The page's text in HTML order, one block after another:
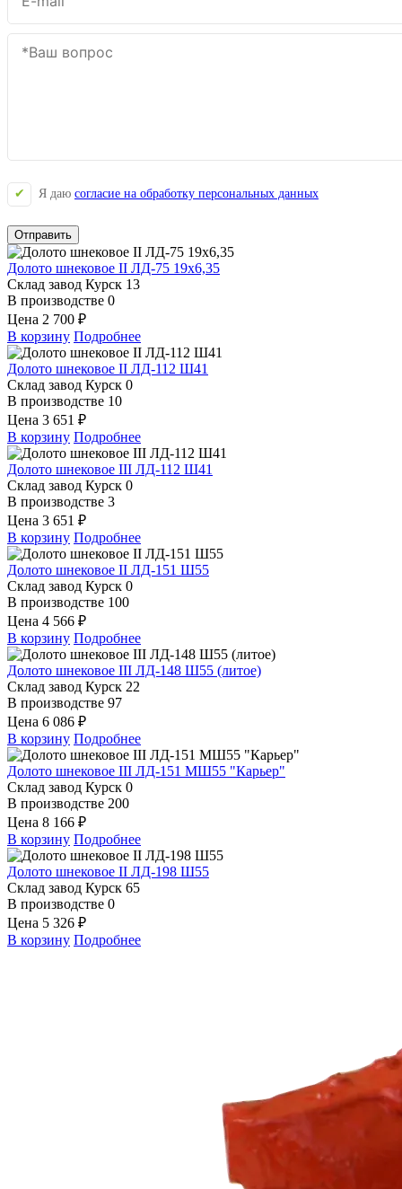
Я даю согласие на обработку персональных данных
Отправить
Долото шнековое II ЛД-75 19х6,35
Склад завод Курск 13
В производстве 0
Цена 2 700 ₽
В корзину Подробнее
Долото шнековое II ЛД-112 Ш41
Склад завод Курск 0
В производстве 10
Цена 3 651 ₽
В корзину Подробнее
Долото шнековое III ЛД-112 Ш41
Склад завод Курск 0
В производстве 3
Цена 3 651 ₽
В корзину Подробнее
Долото шнековое II ЛД-151 Ш55
Склад завод Курск 0
В производстве 100
Цена 4 566 ₽
В корзину Подробнее
Долото шнековое III ЛД-148 Ш55 (литое)
Склад завод Курск 22
В производстве 97
Цена 6 086 ₽
В корзину Подробнее
Долото шнековое III ЛД-151 МШ55 "Карьер"
Склад завод Курск 0
В производстве 200
Цена 8 166 ₽
В корзину Подробнее
Долото шнековое II ЛД-198 Ш55
Склад завод Курск 65
В производстве 0
Цена 5 326 ₽
В корзину Подробнее